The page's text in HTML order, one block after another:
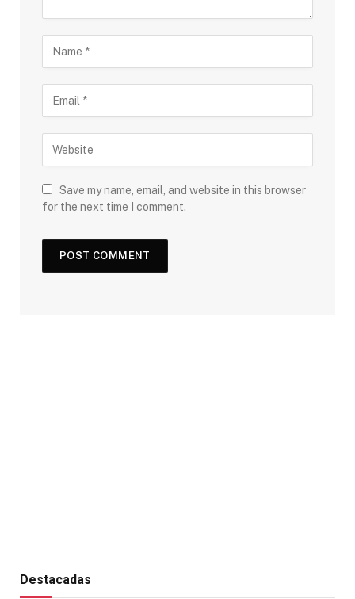
Save my name, email, and website in this browser
for the next time I comment.
Destacadas